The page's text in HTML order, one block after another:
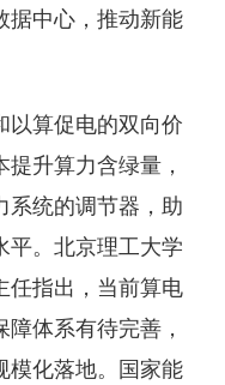
据中心，推动新能
以算促电的双向价
升算力含绿量，
系统的调节器，助
平。北京理工大学
任指出，当前算电
体系有待完善，
模化落地。国家能